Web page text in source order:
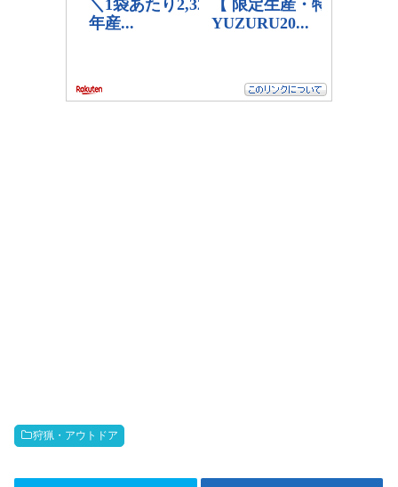
狩猟・アウトドア